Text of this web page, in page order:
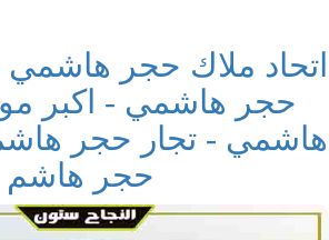
اتحاد ملاك حجر هاشمي
حجر هاشمي - اكبر
هاشمي - تجار حجر
حجر هاشم